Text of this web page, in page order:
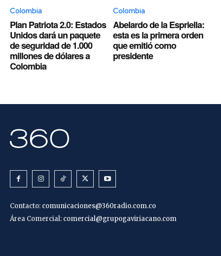
Colombia
Plan Patriota 2.0: Estados
Unidos dará un paquete
de seguridad de 1.000
millones de dólares a
Colombia
Colombia
Abelardo de la Espriella:
esta es la primera orden
que emitió como
presidente
Contacto: comunicaciones@360radio.com.co
Área Comercial: comercial@grupogaviriacano.com